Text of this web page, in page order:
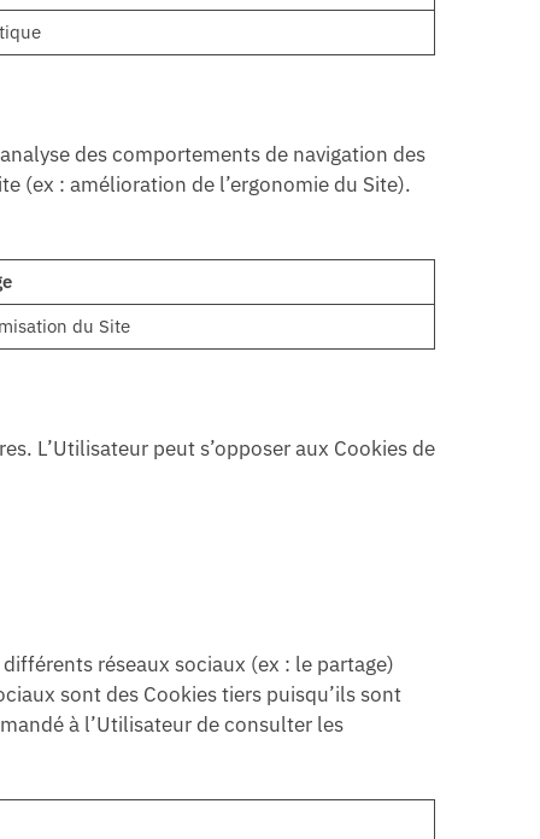
des comportements de navigation des
(ex : amélioration de l’ergonomie du Site).
du Site
L’Utilisateur peut s’opposer aux Cookies de
réseaux sociaux (ex : le partage)
sont des Cookies tiers puisqu’ils sont
à l’Utilisateur de consulter les